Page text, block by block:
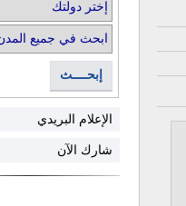
إبحــــث
الإعلام البريدي
شارك الآن